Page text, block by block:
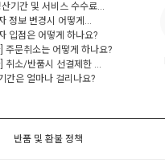
기간 및 서비스 수수료...
정보 변경시 어떻게...
입점은 어떻게 하나요?
주문취소는 어떻게 하나요?
취소/반품시 선결제한 ...
간은 얼마나 걸리나요?
반품 및 환불 정책